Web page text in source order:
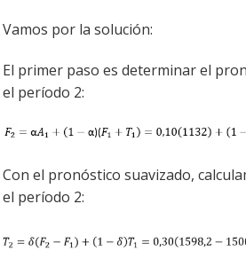
Vamos por la solución:
El primer paso es determinar el
el período 2:
Con el pronóstico suavizado,
el período 2: